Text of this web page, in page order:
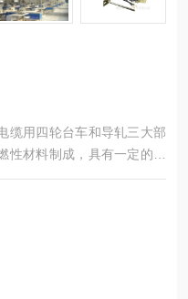
缆用四轮台车和导轧三大部
材料制成，具有一定的耐
的场所。四轮台车则用于携
过程中不会脱落或损坏。